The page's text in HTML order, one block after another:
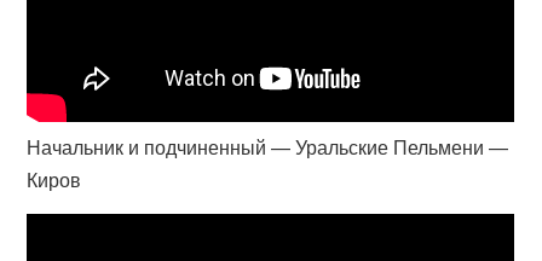
Начальник и подчиненный — Уральские Пельмени —
Киров